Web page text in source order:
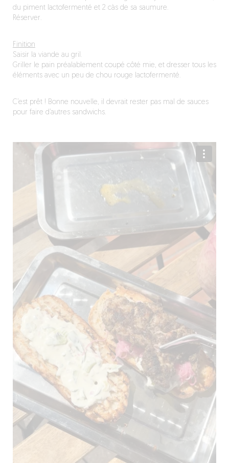
du piment lactofermenté et 2 càs de sa saumure.
Réserver.
Finition
Saisir la viande au gril.
Griller le pain préalablement coupé côté mie, et dresser tous les
éléments avec un peu de chou rouge lactofermenté.
C’est prêt ! Bonne nouvelle, il devrait rester pas mal de sauces
pour faire d’autres sandwichs.